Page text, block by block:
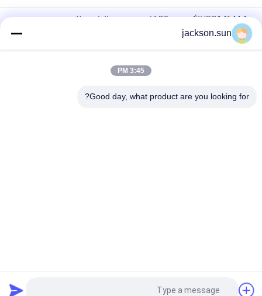
ISO14644-1 الأكسجين O2 كاشف تسرب الغاز محلل تذوب - مرشح
القماش في مهب الغبار اختبار الوجه واقية للكشف عن النسيج
ASTM D5362 معدات اختبار النسيج / كيس فول القماش Snagging
jackson.sun
3:45 PM
Good day, what product are you looking for?